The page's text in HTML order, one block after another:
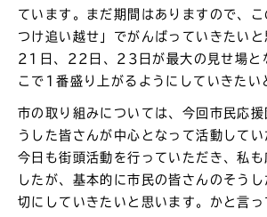
ています。まだ期間はありますので、
つけ追い越せ」でがんばっていきたい
21日、22日、23日が最大の見せ場と
こで1番盛り上がるようにしていきたい
市の取り組みについては、今回市民応
うした皆さんが中心となって活動してい
今日も街頭活動を行っていただき、私
したが、基本的に市民の皆さんのそう
切にしていきたいと思います。かと言